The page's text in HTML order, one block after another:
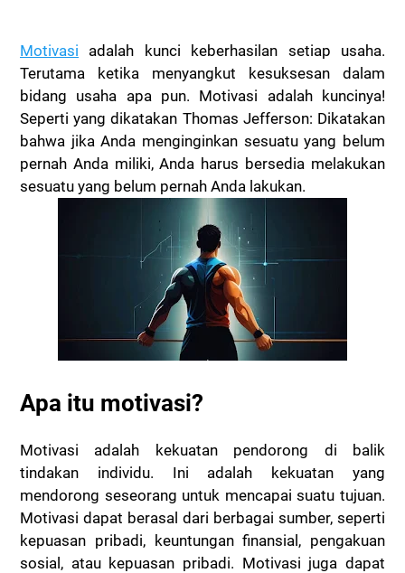
Motivasi adalah kunci keberhasilan setiap usaha.
Terutama ketika menyangkut kesuksesan dalam
bidang usaha apa pun. Motivasi adalah kuncinya!
Seperti yang dikatakan Thomas Jefferson: Dikatakan
bahwa jika Anda menginginkan sesuatu yang belum
pernah Anda miliki, Anda harus bersedia melakukan
sesuatu yang belum pernah Anda lakukan.
Apa itu motivasi?
Motivasi adalah kekuatan pendorong di balik
tindakan individu. Ini adalah kekuatan yang
mendorong seseorang untuk mencapai suatu tujuan.
Motivasi dapat berasal dari berbagai sumber, seperti
kepuasan pribadi, keuntungan finansial, pengakuan
sosial, atau kepuasan pribadi. Motivasi juga dapat